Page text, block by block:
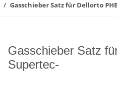
Gasschieber Satz für Dellorto
Gasschieber Satz
Supertec-